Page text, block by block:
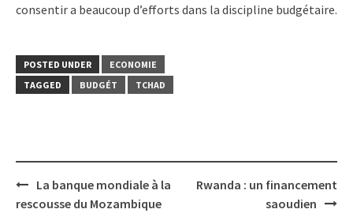
consentir a beaucoup d’efforts dans la discipline budgétaire.
POSTED UNDER
ECONOMIE
TAGGED
BUDGÉT TCHAD
Post
navigation
La banque mondiale à la
rescousse du Mozambique
Rwanda : un financement
saoudien